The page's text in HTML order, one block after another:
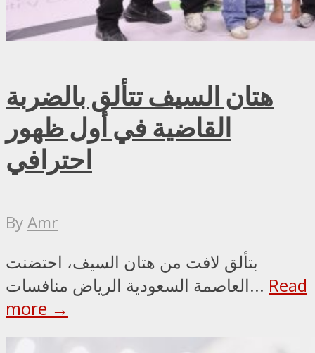
هتان السيف تتألق بالضربة
القاضية في أول ظهور
احترافي
ByAmr
بتألق لافت من هتان السيف، احتضنت
العاصمة السعودية الرياض منافسات... Read
more →